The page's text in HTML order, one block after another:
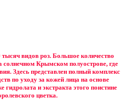
видов роз. Большое количество
солнечном Крымском полуострове, где
Здесь представлен полный комплекс
по уходу за кожей лица на основе
гидролата и экстракта этого поистине
цветка.